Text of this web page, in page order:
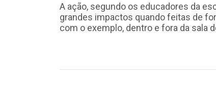
A ação, segundo os educadores da
grandes impactos quando feitas de
com o exemplo, dentro e fora da sala